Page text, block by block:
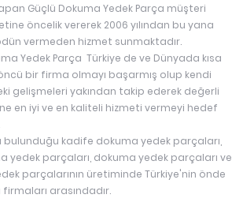
Güçlü Dokuma Yedek Parça müşteri
öncelik vererek 2006 yılından bu yana
vermeden hizmet sunmaktadır.
Yedek Parça Türkiye de ve Dünyada kısa
bir firma olmayı başarmış olup kendi
gelişmeleri yakından takip ederek değerli
en iyi ve en kaliteli hizmeti vermeyi hedef
bulunduğu kadife dokuma yedek parçaları,
yedek parçaları, dokuma yedek parçaları ve
parçalarının üretiminde Türkiye'nin önde
firmaları arasındadır.